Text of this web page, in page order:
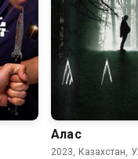
Алас
2023, Казахстан,